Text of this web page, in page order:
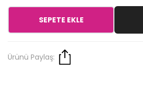
SEPETE EKLE
Ürünü Paylaş: